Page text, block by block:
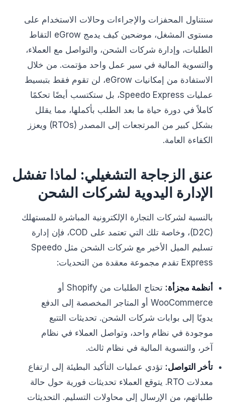
سنتناول المحفزات والإجراءات وحالات الاستخدام على
مستوى المشغل، موضحين كيف يدمج eGrow التقاط
الطلبات، وإدارة شركات الشحن، والتواصل مع العملاء،
والتسوية المالية في سير عمل واحد مؤتمت. من خلال
الاستفادة من إمكانيات eGrow، لن تقوم فقط بتبسيط
عمليات Speedo Express، بل ستكتسب أيضًا تحكمًا
كاملاً في دورة حياة ما بعد الطلب بأكملها، مما يقلل
بشكل كبير من المرتجعات إلى المصدر (RTOs) ويعزز
الكفاءة العامة.
عنق الزجاجة التشغيلي: لماذا تفشل
الإدارة اليدوية لشركات الشحن
بالنسبة لشركات التجارة الإلكترونية المباشرة للمستهلك
(D2C)، وخاصة تلك التي تعتمد على COD، فإن إدارة
تسليم الميل الأخير مع شركات الشحن مثل Speedo
Express تقدم مجموعة معقدة من التحديات:
أنظمة مجزأة:
تحتاج الطلبات من Shopify أو
WooCommerce أو المتاجر المخصصة إلى الدفع
يدويًا إلى بوابات شركات الشحن. تحديثات التتبع
موجودة في نظام واحد، وتواصل العملاء في نظام
آخر، والتسوية المالية في نظام ثالث.
تأخر التواصل: تؤدي عمليات التأكيد البطيئة إلى ارتفاع
معدلات RTO. يتوقع العملاء تحديثات فورية حول حالة
طلباتهم، من الإرسال إلى محاولات التسليم. التحديثات